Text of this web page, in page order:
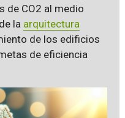
de CO2 al medio
la arquitectura
de los edificios
de eficiencia